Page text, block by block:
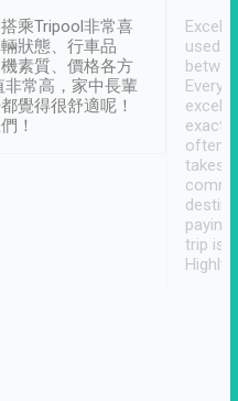
乘Tripool非常喜
狀態、行車品
素質、價格各方
非常高，家中長輩
覺得很舒適呢！
！
used
Every
often
takes
paying
trip is
Highly